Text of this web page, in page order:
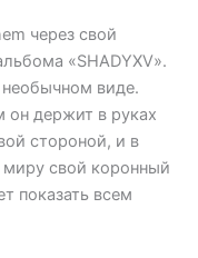
через свой
«SHADYXV».
виде.
он держит в руках
стороной, и в
миру свой коронный
показать всем